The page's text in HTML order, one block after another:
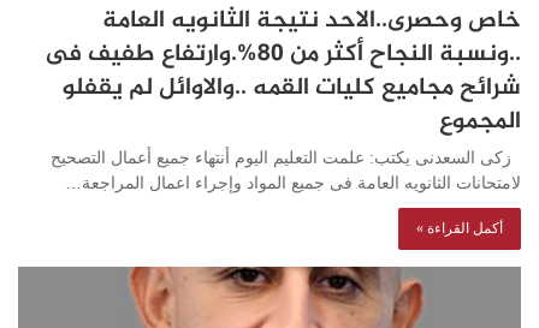
خاص وحصرى..الاحد نتيجة الثانويه العامة
..ونسبة النجاح أكثر من 80%.وارتفاع طفيف فى
شرائح مجاميع كليات القمه ..والاوائل لم يقفلو
المجموع
زكى السعدنى يكتب: علمت التعليم اليوم أنتهاء جميع أعمال التصحيح
لامتحانات الثانويه العامة فى جميع المواد وإجراء اعمال المراجعة…
أكمل القراءة »